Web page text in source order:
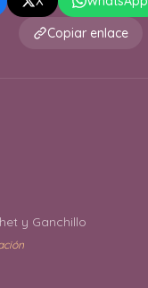
Copiar enlace
y Ganchillo